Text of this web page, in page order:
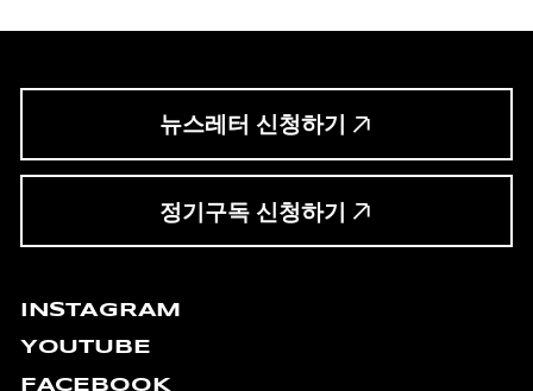
뉴스레터 신청하기
정기구독 신청하기
INSTAGRAM
YOUTUBE
FACEBOOK